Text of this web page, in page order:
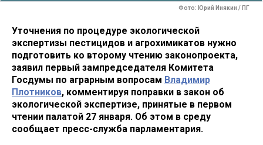
Фото: Юрий Инякин / ПГ
Уточнения по процедуре экологической
экспертизы пестицидов и агрохимикатов нужно
подготовить ко второму чтению законопроекта,
заявил первый зампредседателя Комитета
Госдумы по аграрным вопросам Владимир
Плотников, комментируя поправки в закон об
экологической экспертизе, принятые в первом
чтении палатой 27 января. Об этом в среду
сообщает пресс-служба парламентария.